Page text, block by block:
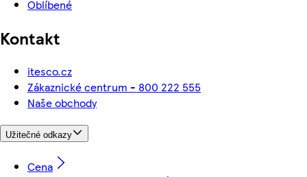
Oblíbené
Kontakt
itesco.cz
Zákaznické centrum - 800 222 555
Naše obchody
Užitečné odkazy
Cena